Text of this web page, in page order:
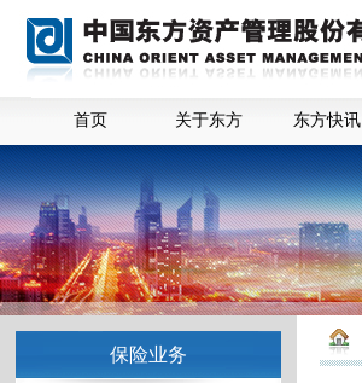
首页 关于东方 东方快讯
保险业务